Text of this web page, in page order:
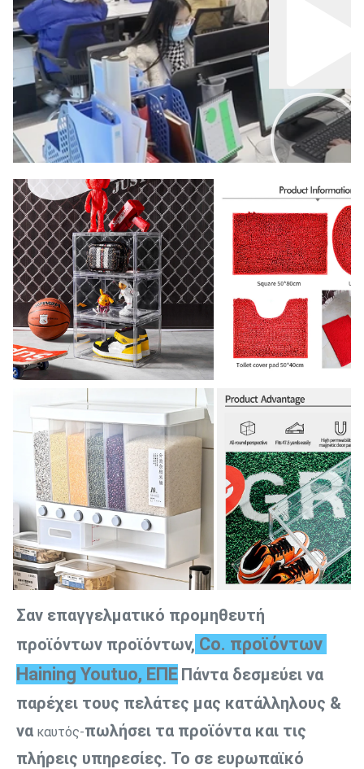
00:00
02:00
Σαν επαγγελματικό προμηθευτή
προϊόντων προϊόντων, Co. προϊόντων
Haining Youtuo, ΕΠΕ Πάντα δεσμεύει να
παρέχει τους πελάτες μας κατάλληλους &
να καυτός-πωλήσει τα προϊόντα και τις
πλήρεις υπηρεσίες. Το σε ευρωπαϊκό